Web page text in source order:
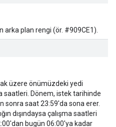
arka plan rengi (ör. #909CE1).
üzere önümüzdeki yedi
saatleri. Dönem, istek tarihinde
sonra saat 23:59'da sona erer.
dışındaysa çalışma saatleri
bugün 06:00'ya kadar